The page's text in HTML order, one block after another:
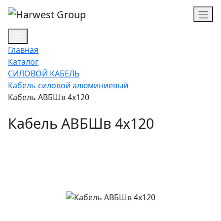
Главная
Каталог
СИЛОВОЙ КАБЕЛЬ
Кабель силовой алюминиевый
Кабель АВБШв 4х120
Кабель АВБШв 4х120